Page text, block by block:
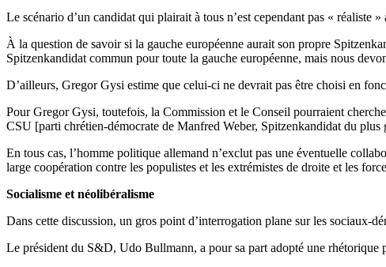
Le scénario d’un candidat qui plairait à tous n’est cependant pas «
À la question de savoir si la gauche européenne aurait son propre
Spitzenkandidat commun pour toute la gauche européenne, mais nous
D’ailleurs, Gregor Gysi estime que celui-ci ne devrait pas être choisi en
Pour Gregor Gysi, toutefois, la Commission et le Conseil pourraient
CSU [parti chrétien-démocrate de Manfred Weber, Spitzenkandidat du
En tous cas, l’homme politique allemand n’exclut pas une éventuelle
large coopération contre les populistes et les extrémistes de droite et les
Socialisme et néolibéralisme
Dans cette discussion, un gros point d’interrogation plane sur les sociaux-
Le président du S&D, Udo Bullmann, a pour sa part adopté une rhétorique